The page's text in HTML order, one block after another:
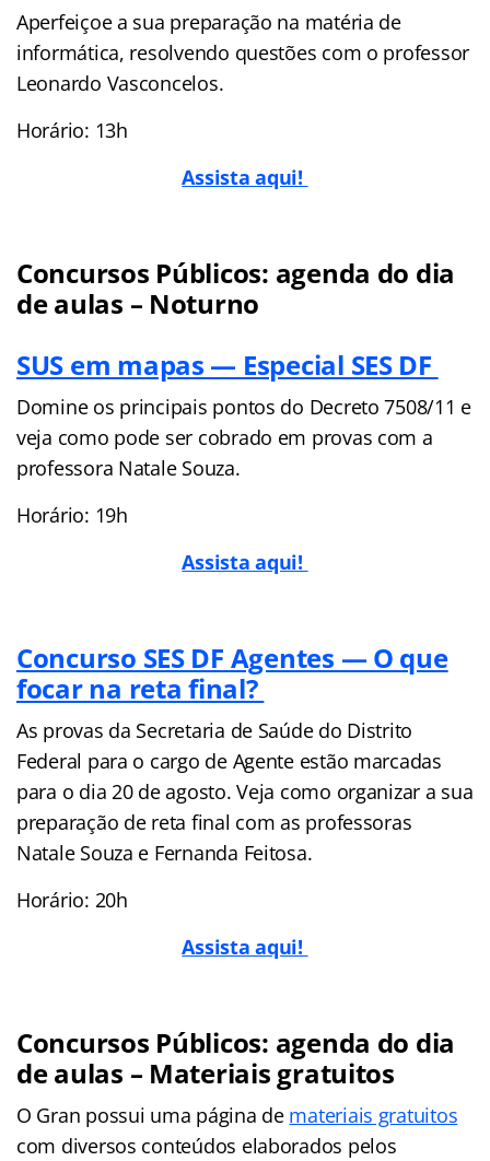
Aperfeiçoe a sua preparação na matéria de
informática, resolvendo questões com o professor
Leonardo Vasconcelos.
Horário: 13h
Assista aqui!
Concursos Públicos: agenda do dia
de aulas – Noturno
SUS em mapas — Especial SES DF
Domine os principais pontos do Decreto 7508/11 e
veja como pode ser cobrado em provas com a
professora Natale Souza.
Horário: 19h
Assista aqui!
Concurso SES DF Agentes — O que
focar na reta final?
As provas da Secretaria de Saúde do Distrito
Federal para o cargo de Agente estão marcadas
para o dia 20 de agosto. Veja como organizar a sua
preparação de reta final com as professoras
Natale Souza e Fernanda Feitosa.
Horário: 20h
Assista aqui!
Concursos Públicos: agenda do dia
de aulas – Materiais gratuitos
O Gran possui uma página de materiais gratuitos
com diversos conteúdos elaborados pelos